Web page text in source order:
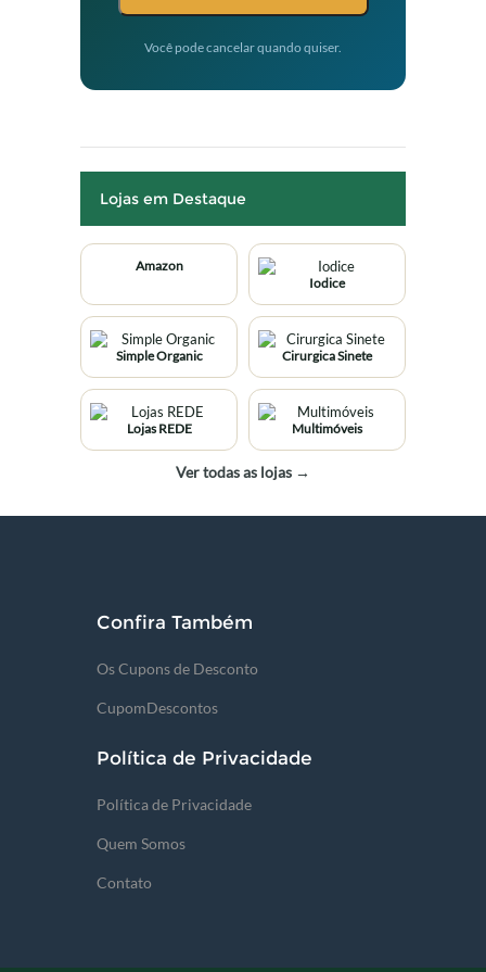
Você pode cancelar quando quiser.
Lojas em Destaque
Amazon
Iodice
Simple Organic Cirurgica Sinete
Lojas REDE Multimóveis
Ver todas as lojas →
Confira Também
Os Cupons de Desconto
CupomDescontos
Política de Privacidade
Política de Privacidade
Quem Somos
Contato